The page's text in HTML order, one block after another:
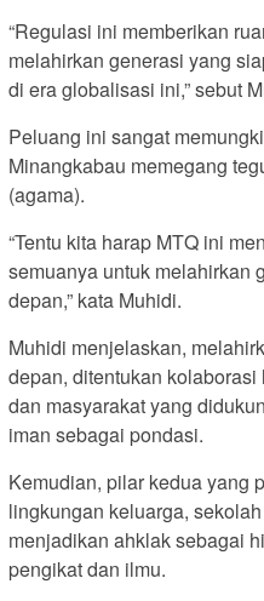
“Regulasi ini memberikan
melahirkan generasi yang
di era globalisasi ini,” sebut
Peluang ini sangat
Minangkabau memegang
(agama).
“Tentu kita harap MTQ ini
semuanya untuk melahirkan
depan,” kata Muhidi.
Muhidi menjelaskan,
depan, ditentukan
dan masyarakat yang
iman sebagai pondasi.
Kemudian, pilar kedua yang
lingkungan keluarga,
menjadikan ahklak sebagai
pengikat dan ilmu.